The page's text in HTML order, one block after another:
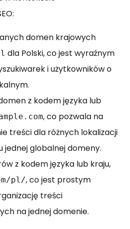
domen krajowych
dla Polski, co jest wyraźnym
i użytkowników o
z kodem języka lub
, co pozwala na
treści dla różnych lokalizacji
jednej globalnej domeny.
z kodem języka lub kraju,
pl/, co jest prostym
treści
na jednej domenie.